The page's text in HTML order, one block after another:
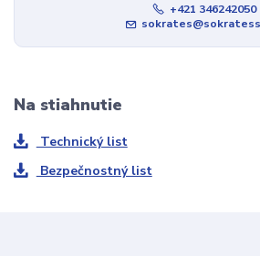
+421 346242050
Na stiahnutie
Technický list
Bezpečnostný list